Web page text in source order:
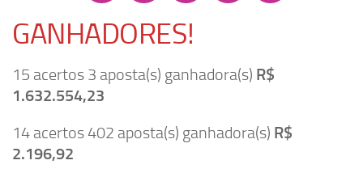
GANHADORES!
15 acertos 3 aposta(s) ganhadora(s) R$
1.632.554,23
14 acertos 402 aposta(s) ganhadora(s) R$
2.196,92